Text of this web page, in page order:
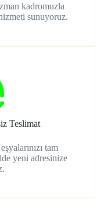
kadromuzla
sunuyoruz.
Teslimat
tam
yeni adresinize